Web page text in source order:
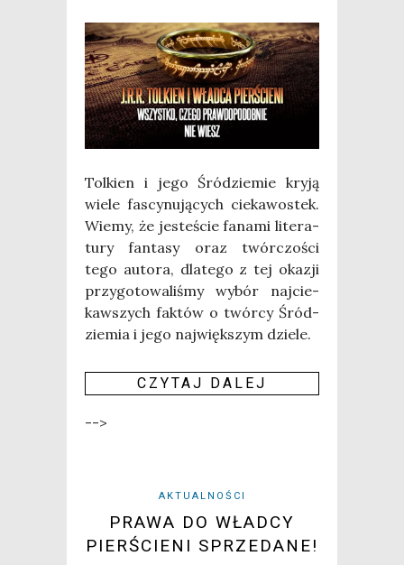
Tol­kien i jego Śród­zie­mie kry­ją
wie­le fascy­nu­ją­cych cie­ka­wo­stek.
Wie­my, że jeste­ście fana­mi lite­ra­
tu­ry fan­ta­sy oraz twór­czo­ści
tego auto­ra, dla­te­go z tej oka­zji
przy­go­to­wa­li­śmy wybór naj­cie­
kaw­szych fak­tów o twór­cy Śród­
zie­mia i jego naj­więk­szym dzie­le.
CZY­TAJ DALEJ
-->
AKTUALNOŚCI
PRAWA DO WŁADCY
PIERŚCIENI SPRZEDANE!